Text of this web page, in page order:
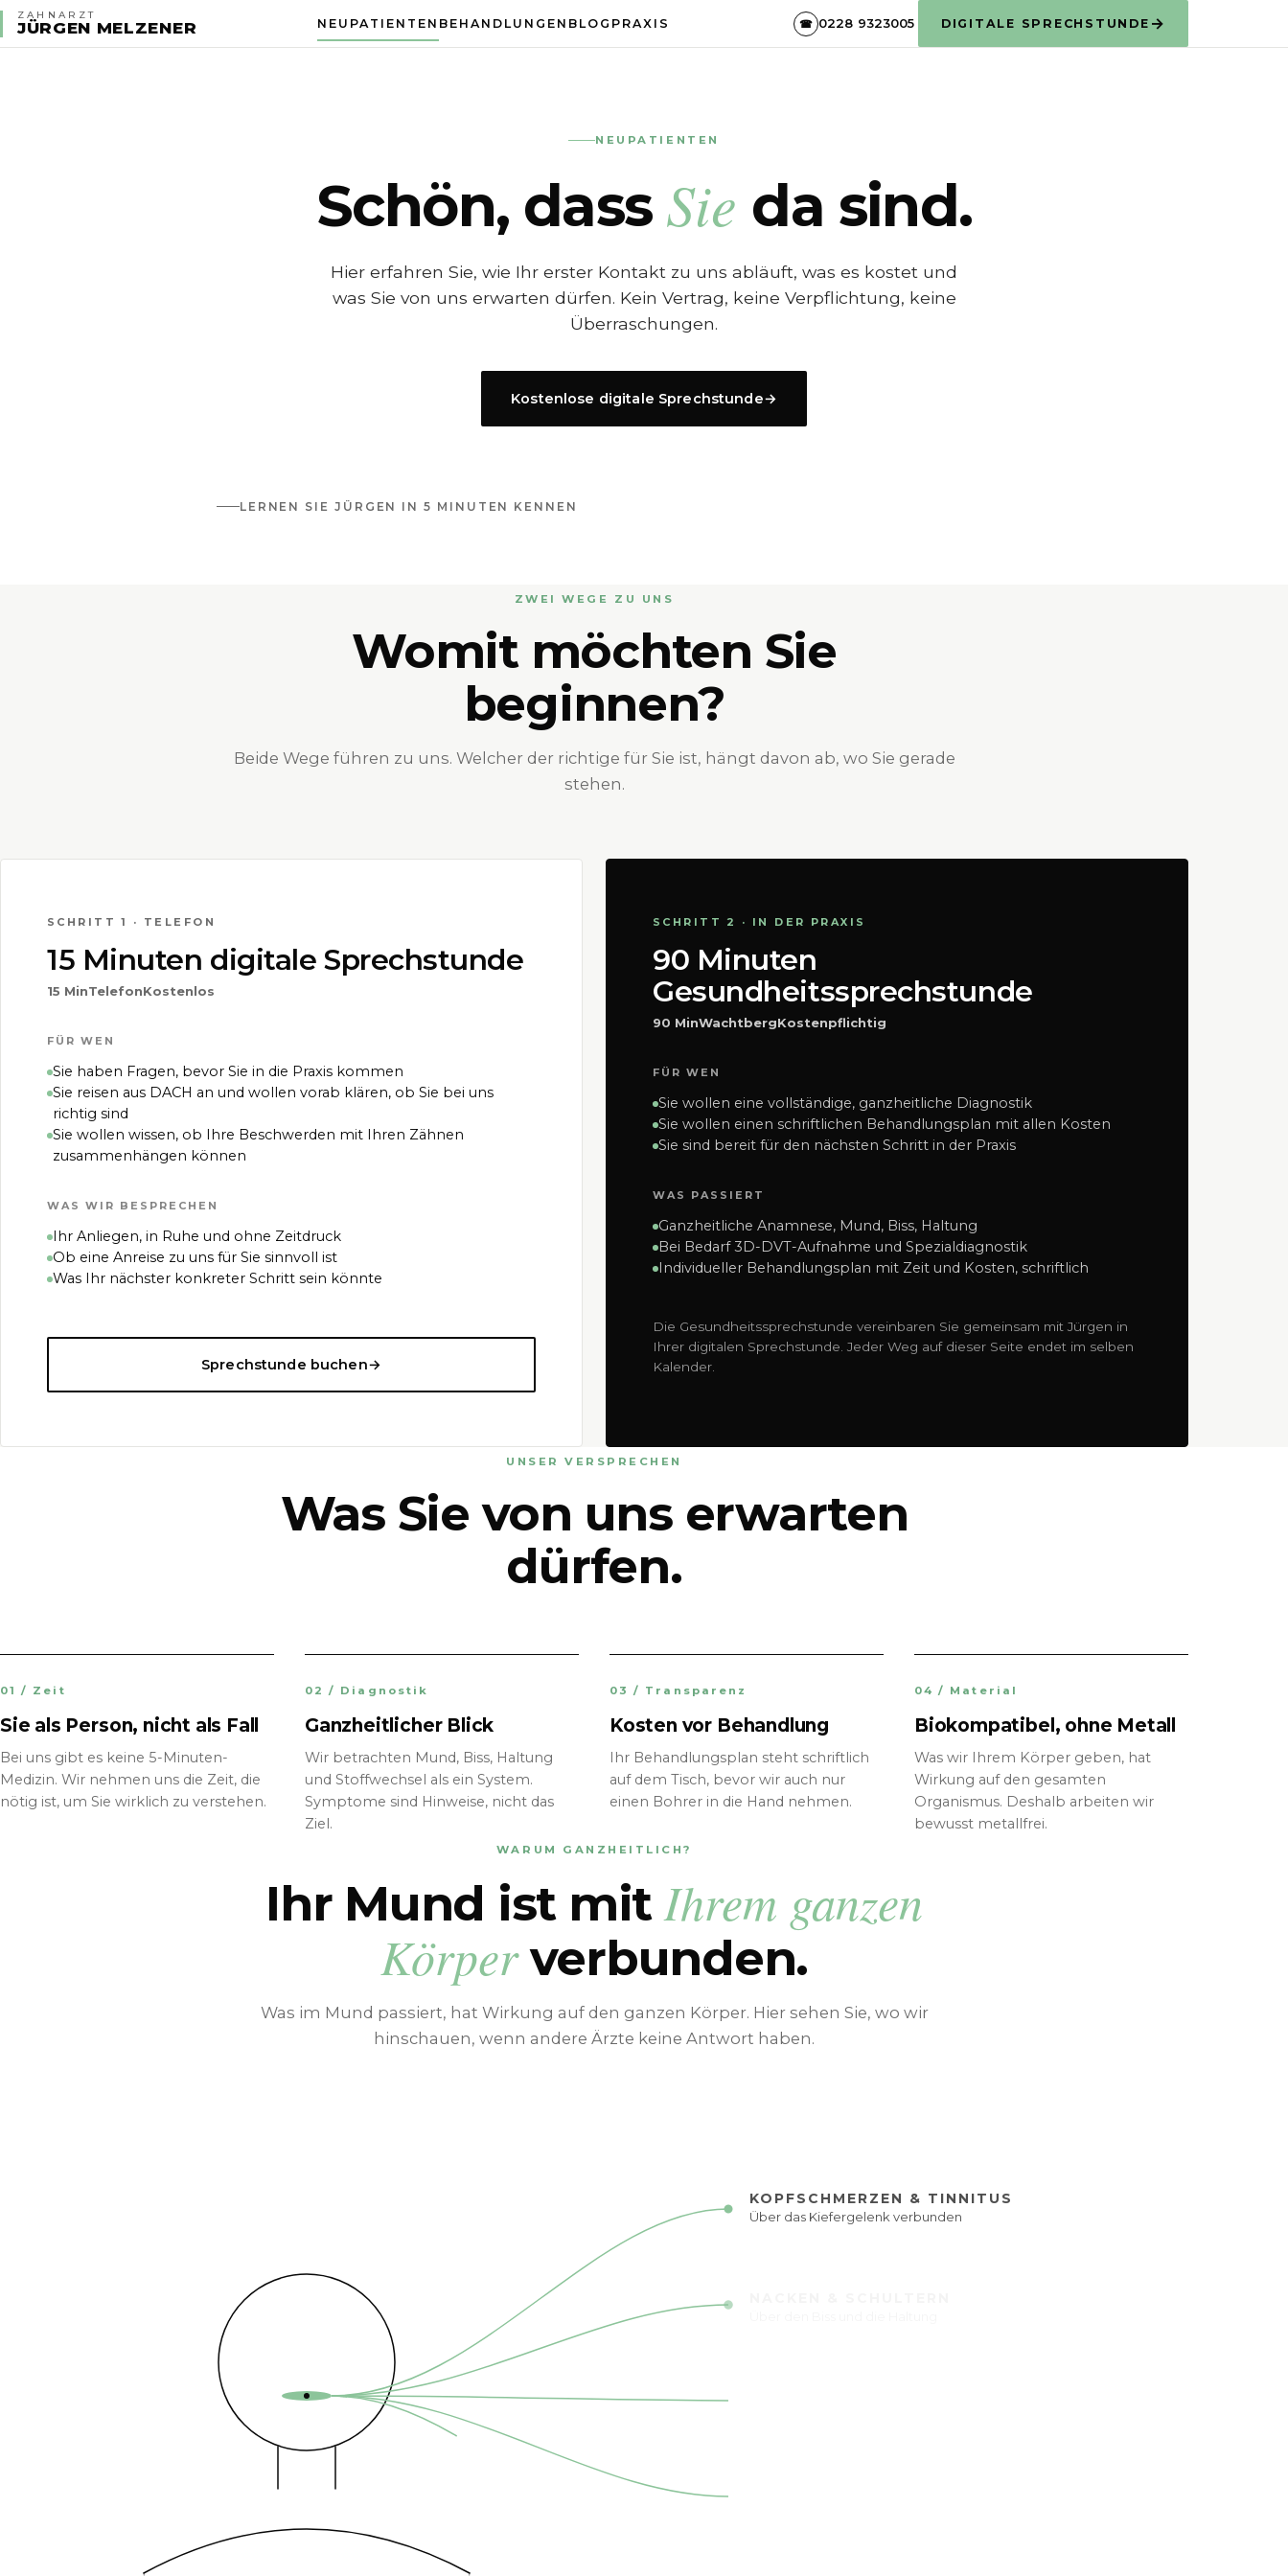
ZAHNARZT
JÜRGEN MELZENER NEUPATIENTEN BEHANDLUNGEN BLOG PRAXIS ☎ 0228 9323005 DIGITALE SPRECHSTUNDE →
NEUPATIENTEN
Schön, dass Sie da sind.
Hier erfahren Sie, wie Ihr erster Kontakt zu uns abläuft, was es kostet und
was Sie von uns erwarten dürfen. Kein Vertrag, keine Verpflichtung, keine
Überraschungen.
Kostenlose digitale Sprechstunde→
LERNEN SIE JÜRGEN IN 5 MINUTEN KENNEN
ZWEI WEGE ZU UNS
Womit möchten Sie
beginnen?
Beide Wege führen zu uns. Welcher der richtige für Sie ist, hängt davon ab, wo Sie gerade
stehen.
SCHRITT 1 · TELEFON
15 Minuten digitale Sprechstunde
15 MinTelefonKostenlos
FÜR WEN
Sie haben Fragen, bevor Sie in die Praxis kommen
Sie reisen aus DACH an und wollen vorab klären, ob Sie bei uns
richtig sind
Sie wollen wissen, ob Ihre Beschwerden mit Ihren Zähnen
zusammenhängen können
WAS WIR BESPRECHEN
Ihr Anliegen, in Ruhe und ohne Zeitdruck
Ob eine Anreise zu uns für Sie sinnvoll ist
Was Ihr nächster konkreter Schritt sein könnte
Sprechstunde buchen→
SCHRITT 2 · IN DER PRAXIS
90 Minuten
Gesundheitssprechstunde
90 MinWachtbergKostenpflichtig
FÜR WEN
Sie wollen eine vollständige, ganzheitliche Diagnostik
Sie wollen einen schriftlichen Behandlungsplan mit allen Kosten
Sie sind bereit für den nächsten Schritt in der Praxis
WAS PASSIERT
Ganzheitliche Anamnese, Mund, Biss, Haltung
Bei Bedarf 3D-DVT-Aufnahme und Spezialdiagnostik
Individueller Behandlungsplan mit Zeit und Kosten, schriftlich
Die Gesundheitssprechstunde vereinbaren Sie gemeinsam mit Jürgen in
Ihrer digitalen Sprechstunde. Jeder Weg auf dieser Seite endet im selben
Kalender.
UNSER VERSPRECHEN
Was Sie von uns erwarten
dürfen.
01 / Zeit
Sie als Person, nicht als Fall
Bei uns gibt es keine 5-Minuten-
Medizin. Wir nehmen uns die Zeit, die
nötig ist, um Sie wirklich zu verstehen.
02 / Diagnostik
Ganzheitlicher Blick
Wir betrachten Mund, Biss, Haltung
und Stoffwechsel als ein System.
Symptome sind Hinweise, nicht das
Ziel.
03 / Transparenz
Kosten vor Behandlung
Ihr Behandlungsplan steht schriftlich
auf dem Tisch, bevor wir auch nur
einen Bohrer in die Hand nehmen.
04 / Material
Biokompatibel, ohne Metall
Was wir Ihrem Körper geben, hat
Wirkung auf den gesamten
Organismus. Deshalb arbeiten wir
bewusst metallfrei.
WARUM GANZHEITLICH?
Ihr Mund ist mitIhrem ganzen
Körperverbunden.
Was im Mund passiert, hat Wirkung auf den ganzen Körper. Hier sehen Sie, wo wir
hinschauen, wenn andere Ärzte keine Antwort haben.
KOPFSCHMERZEN & TINNITUS
Über das Kiefergelenk verbunden